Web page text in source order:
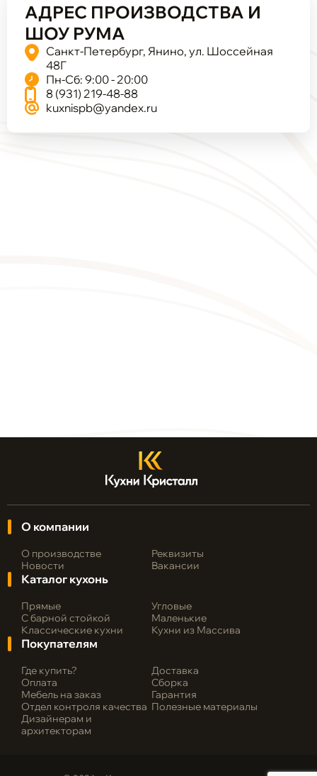
АДРЕС ПРОИЗВОДСТВА И
ШОУ РУМА
Санкт-Петербург, Янино, ул. Шоссейная
48Г
Пн-Сб: 9:00 - 20:00
8 (931) 219-48-88
kuxnispb@yandex.ru
О компании
О производстве
Реквизиты
Новости
Вакансии
Каталог кухонь
Прямые
Угловые
С барной стойкой
Маленькие
Классические кухни
Кухни из Массива
Покупателям
Где купить?
Доставка
Оплата
Сборка
Мебель на заказ
Гарантия
Отдел контроля качества Полезные материалы
Дизайнерам и
архитекторам